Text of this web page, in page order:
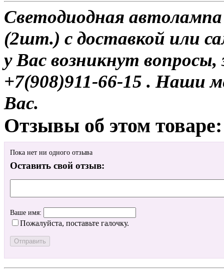
Светодиодная
(2шт.) с доставкой или
у Вас возникнут
+7(908)911-66-15 . Наши
Вас.
Отзывы об этом товаре:
Пока нет ни одного отзыва
Оставить свой отзыв:
Ваше имя:
Пожалуйста, поставьте галочку.